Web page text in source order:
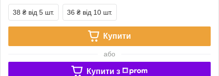
38 ₴ від 5 шт. 36 ₴ від 10 шт.
Купити
або
Купити з